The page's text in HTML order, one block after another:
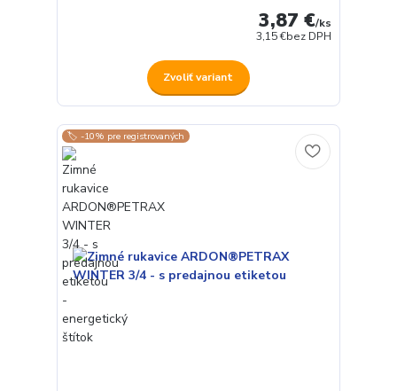
3,87 €/ks
3,15 €bez DPH
Zvoliť variant
🏷️ -10% pre registrovaných